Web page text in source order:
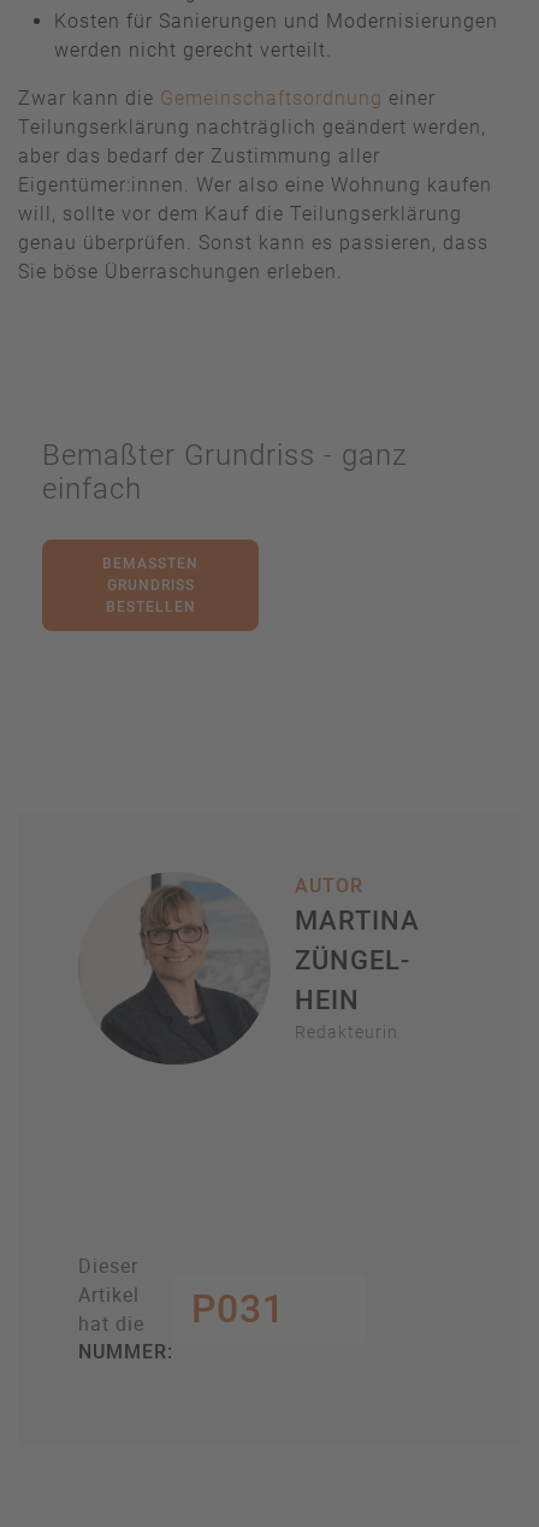
Kosten für Sanierungen und Modernisierungen
werden nicht gerecht verteilt.
Zwar kann die Gemeinschaftsordnung einer
Teilungserklärung nachträglich geändert werden,
aber das bedarf der Zustimmung aller
Eigentümer:innen. Wer also eine Wohnung kaufen
will, sollte vor dem Kauf die Teilungserklärung
genau überprüfen. Sonst kann es passieren, dass
Sie böse Überraschungen erleben.
Bemaßter Grundriss - ganz
einfach
BEMASSTEN G
RUNDRISS B
ESTELLEN
AUTOR
MARTINA
ZÜNGEL-
HEIN
Redakteurin
Dieser
Artikel
hat die
NUMMER:
P031